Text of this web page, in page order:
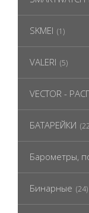
SKMEI (1)
VALERI (5)
VECTOR -
БАТАРЕЙКИ
Барометры,
Бинарные (24)